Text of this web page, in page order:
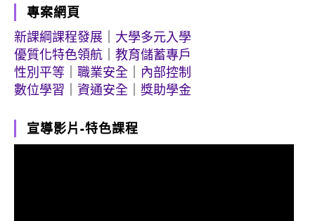
專案網頁
新課綱課程發展
大學多元入學
優質化特色領航
教育儲蓄專戶
性別平等
職業安全
內部控制
數位學習
資通安全 獎助學金
宣導影片-特色課程